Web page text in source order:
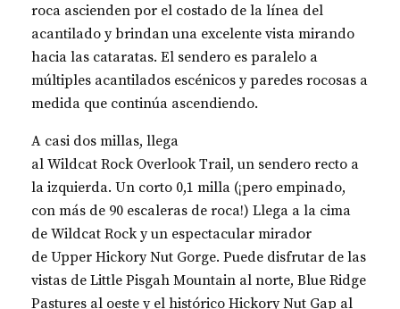
roca ascienden por el costado de la línea del
acantilado y brindan una excelente vista mirando
hacia las cataratas. El sendero es paralelo a
múltiples acantilados escénicos y paredes rocosas a
medida que continúa ascendiendo.
A casi dos millas, llega
al Wildcat Rock Overlook Trail, un sendero recto a
la izquierda. Un corto 0,1 milla (¡pero empinado,
con más de 90 escaleras de roca!) Llega a la cima
de Wildcat Rock y un espectacular mirador
de Upper Hickory Nut Gorge. Puede disfrutar de las
vistas de Little Pisgah Mountain al norte, Blue Ridge
Pastures al oeste y el histórico Hickory Nut Gap al